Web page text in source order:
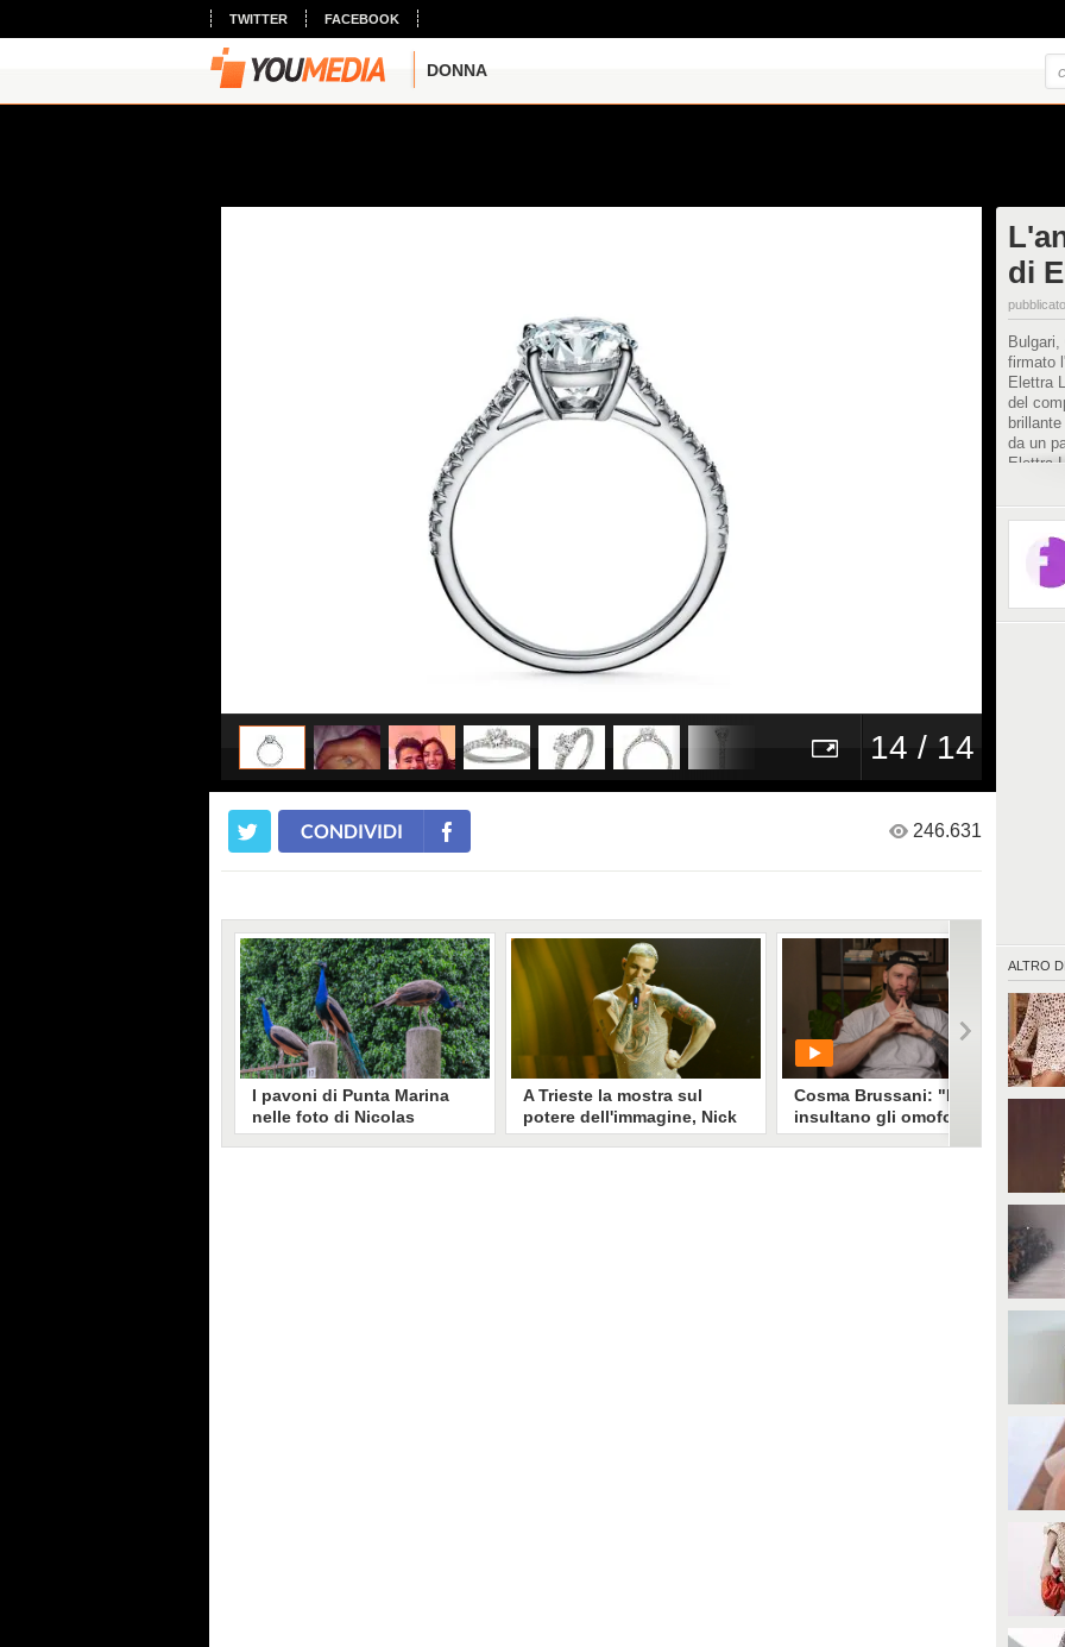
TWITTER FACEBOOK
DONNA
14 / 14
di
firmato
Elettra
del
da un
Elettra
ALTRO DI
CONDIVIDI 246.631
I pavoni di Punta Marina
nelle foto di Nicolas
Brunetti: "La convivenza è
A Trieste la mostra sul
potere dell'immagine, Nick
Cerioni: "Un look funziona
Cosma Brussani: "Mi
insultano gli omofobi e gli
insicuri, all’inizio